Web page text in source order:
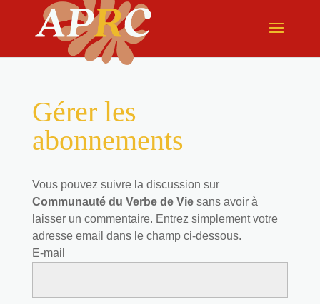
Gérer les
abonnements
Vous pouvez suivre la discussion sur
Communauté du Verbe de Viesans avoir à
laisser un commentaire. Entrez simplement votre
adresse email dans le champ ci-dessous.
E-mail